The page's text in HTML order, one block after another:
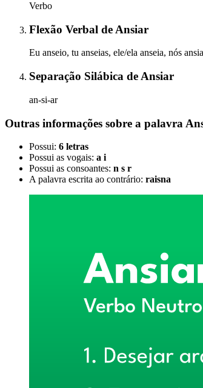
Verbo
Flexão Verbal de Ansiar
Eu anseio, tu anseias, ele/ela anseia, nós
Separação Silábica de Ansiar
an-si-ar
Outras informações sobre a palavra
Possui: 6 letras
Possui as vogais: a i
Possui as consoantes: n s r
A palavra escrita ao contrário: raisna